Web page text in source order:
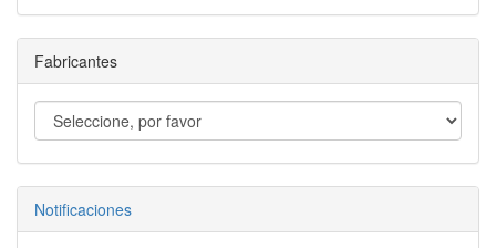
Fabricantes
Notificaciones